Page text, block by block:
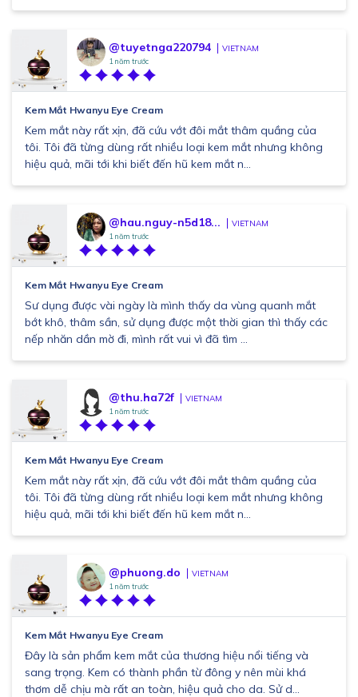
@tuyetnga220794 VIETNAM
1 năm trước
Kem Mắt Hwanyu Eye Cream
Kem mắt này rất xịn, đã cứu vớt đôi mắt thâm quầng của
tôi. Tôi đã từng dùng rất nhiều loại kem mắt nhưng không
hiệu quả, mãi tới khi biết đến hũ kem mắt n...
@hau.nguy-n5d18... VIETNAM
1 năm trước
Kem Mắt Hwanyu Eye Cream
Sư dụng được vài ngày là mình thấy da vùng quanh mắt
bớt khô, thâm sần, sử dụng được một thời gian thì thấy các
nếp nhăn dần mờ đi, mình rất vui vì đã tìm ...
@thu.ha72f VIETNAM
1 năm trước
Kem Mắt Hwanyu Eye Cream
Kem mắt này rất xịn, đã cứu vớt đôi mắt thâm quầng của
tôi. Tôi đã từng dùng rất nhiều loại kem mắt nhưng không
hiệu quả, mãi tới khi biết đến hũ kem mắt n...
@phuong.do VIETNAM
1 năm trước
Kem Mắt Hwanyu Eye Cream
Đây là sản phẩm kem mắt của thương hiệu nổi tiếng và
sang trọng. Kem có thành phần từ đông y nên mùi khá
thơm dễ chịu mà rất an toàn, hiệu quả cho da. Sử d...